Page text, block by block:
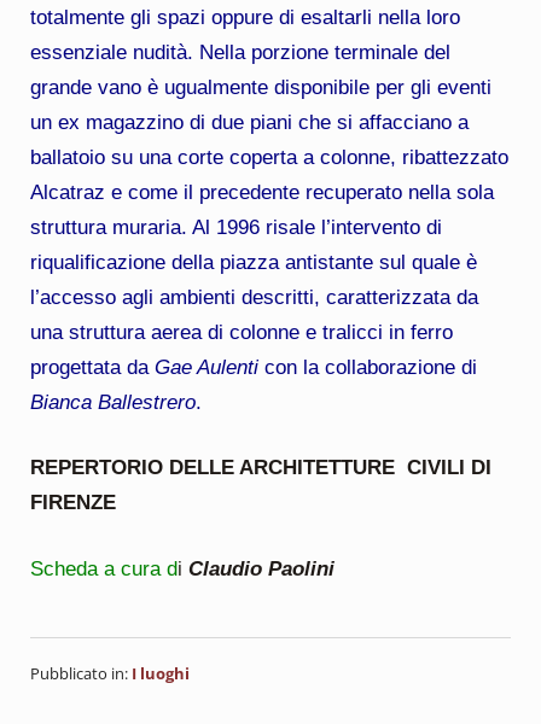
totalmente gli spazi oppure di esaltarli nella loro
essenziale nudità. Nella porzione terminale del
grande vano è ugualmente disponibile per gli eventi
un ex magazzino di due piani che si affacciano a
ballatoio su una corte coperta a colonne, ribattezzato
Alcatraz e come il precedente recuperato nella sola
struttura muraria. Al 1996 risale l’intervento di
riqualificazione della piazza antistante sul quale è
l’accesso agli ambienti descritti, caratterizzata da
una struttura aerea di colonne e tralicci in ferro
progettata da Gae Aulenticon la collaborazione di
Bianca Ballestrero.
REPERTORIO DELLE ARCHITETTURE CIVILI DI
FIRENZE
Scheda a cura di Claudio Paolini
Pubblicato in: I luoghi